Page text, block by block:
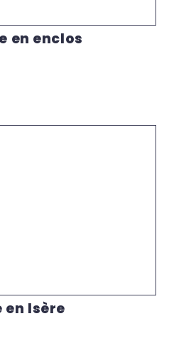
en enclos
en Isère